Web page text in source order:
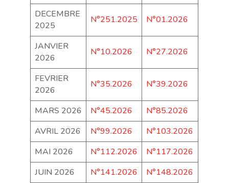
DECEMBRE
2025
N°251.2025 N°01.2026
JANVIER
2026
N°10.2026 N°27.2026
FEVRIER
2026
N°35.2026 N°39.2026
MARS 2026 N°45.2026
N°85.2026
AVRIL 2026
N°99.2026
N°103.2026
MAI 2026
N°112.2026
N°117.2026
JUIN 2026
N°141.2026
N°148.2026